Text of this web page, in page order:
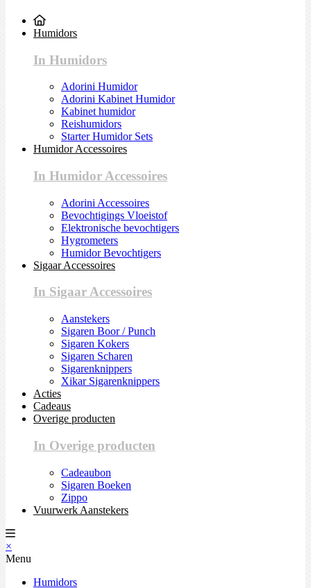
Humidors
In Humidors
Adorini Humidor
Adorini Kabinet Humidor
Kabinet humidor
Reishumidors
Starter Humidor Sets
Humidor Accessoires
In Humidor Accessoires
Adorini Accessoires
Bevochtigings Vloeistof
Elektronische bevochtigers
Hygrometers
Humidor Bevochtigers
Sigaar Accessoires
In Sigaar Accessoires
Aanstekers
Sigaren Boor / Punch
Sigaren Kokers
Sigaren Scharen
Sigarenknippers
Xikar Sigarenknippers
Acties
Cadeaus
Overige producten
In Overige producten
Cadeaubon
Sigaren Boeken
Zippo
Vuurwerk Aanstekers
×
Menu
Humidors